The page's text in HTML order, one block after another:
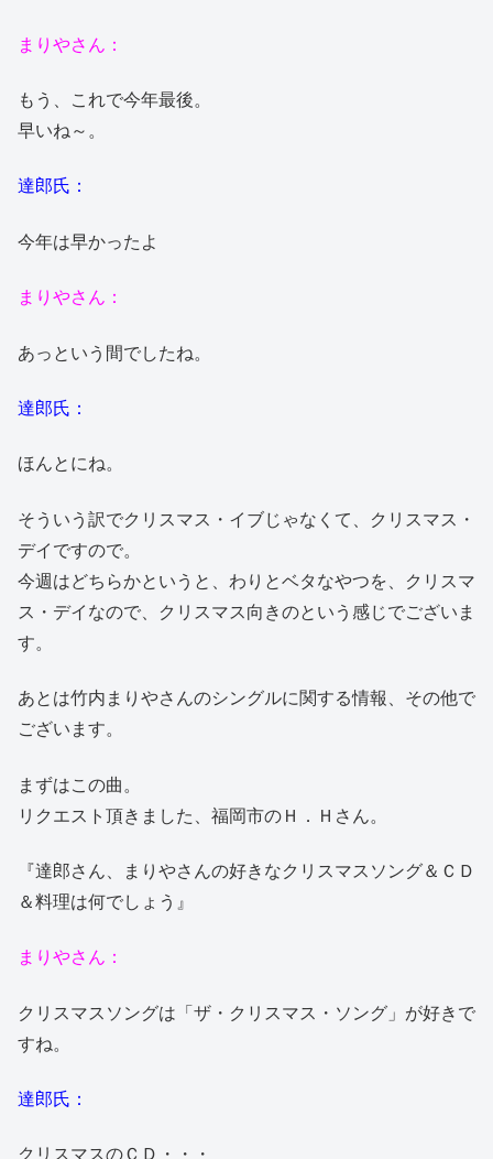
まりやさん：
もう、これで今年最後。
早いね～。
達郎氏：
今年は早かったよ
まりやさん：
あっという間でしたね。
達郎氏：
ほんとにね。
そういう訳でクリスマス・イブじゃなくて、クリスマス・
デイですので。
今週はどちらかというと、わりとベタなやつを、クリスマ
ス・デイなので、クリスマス向きのという感じでございま
す。
あとは竹内まりやさんのシングルに関する情報、その他で
ございます。
まずはこの曲。
リクエスト頂きました、福岡市のＨ．Ｈさん。
『達郎さん、まりやさんの好きなクリスマスソング＆ＣＤ
＆料理は何でしょう』
まりやさん：
クリスマスソングは「ザ・クリスマス・ソング」が好きで
すね。
達郎氏：
クリスマスのＣＤ・・・